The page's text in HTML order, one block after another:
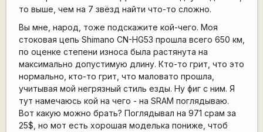
то выше, чем на 7 звёзд найти что-то сложно.
Вы мне, народ, тоже подскажите кой-чего. Моя
стоковая цепь Shimano CN-HG53 прошла всего 650 км,
по оценке степени износа была растянута на
максимально допустимую длину. Кто-то грит, что это
нормально, кто-то грит, что маловато прошла,
учитывая мой негрязный стиль езды. Ну фиг с ним. Я
тут намечаюсь кой на чего - на SRAM поглядываю.
Вот какую можно брать? Поглядывал на 971 срам за
25$, но мот есть хорошая моделька пониже, чтоб